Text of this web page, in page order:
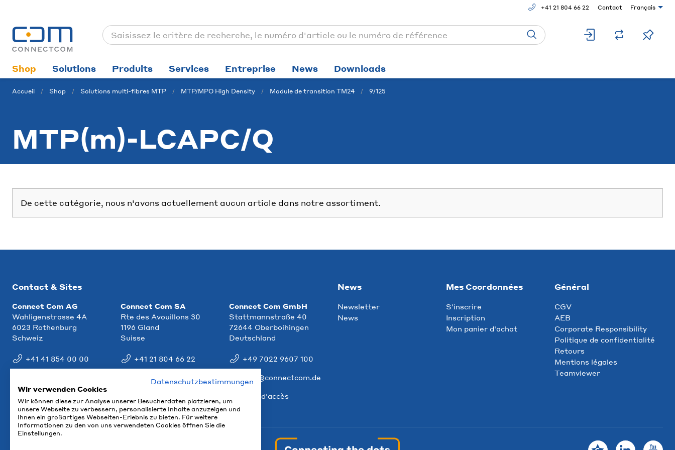
+41 21 804 66 22 Contact Français
Shop Solutions Produits Services Entreprise News Downloads
Accueil Shop Solutions multi-fibres MTP MTP/MPO High Density Module de transition TM24 9/125
MTP(m)-LCAPC/Q
De cette catégorie, nous n'avons actuellement aucun article dans notre assortiment.
Contact & Sites
Connect Com AG
Wahligenstrasse 4A
6023 Rothenburg
Schweiz
+41 41 854 00 00
Connect Com SA
Rte des Avouillons 30
1196 Gland
Suisse
+41 21 804 66 22
info@ccm.ch
Connect Com GmbH
Stattmannstraße 40
72644 Oberboihingen
Deutschland
+49 7022 9607 100
info@connectcom.de
Plan d'accès
News
Newsletter
News
Mes Coordonnées
S'inscrire
Inscription
Mon panier d'achat
Général
CGV
AEB
Corporate Responsibility
Politique de confidentialité
Retours
Mentions légales
Teamviewer
Datenschutzbestimmungen
Wir verwenden Cookies
Wir können diese zur Analyse unserer Besucherdaten platzieren, um
unsere Webseite zu verbessern, personalisierte Inhalte anzuzeigen und
Ihnen ein großartiges Webseiten-Erlebnis zu bieten. Für weitere
Informationen zu den von uns verwendeten Cookies öffnen Sie die
Einstellungen.